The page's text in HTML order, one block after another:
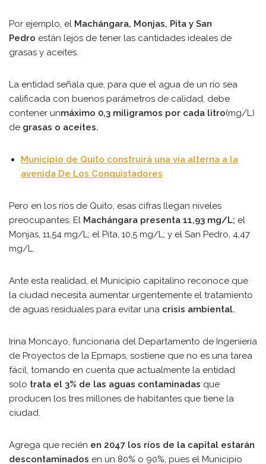
Por ejemplo, el Machángara, Monjas, Pita y San
Pedro están lejos de tener las cantidades ideales de
grasas y aceites.
La entidad señala que, para que el agua de un río sea
calificada con buenos parámetros de calidad, debe
contener unmáximo 0,3 miligramos por cada litro(mg/L)
de grasas o aceites.
Municipio de Quito construirá una vía alterna a la
avenida De Los Conquistadores
Pero en los ríos de Quito, esas cifras llegan niveles
preocupantes. El Machángara presenta 11,93 mg/L; el
Monjas, 11,54 mg/L; el Pita, 10,5 mg/L; y el San Pedro, 4,47
mg/L.
Ante esta realidad, el Municipio capitalino reconoce que
la ciudad necesita aumentar urgentemente el tratamiento
de aguas residuales para evitar una crisis ambiental.
Irina Moncayo, funcionaria del Departamento de Ingeniería
de Proyectos de la Epmaps, sostiene que no es una tarea
fácil, tomando en cuenta que actualmente la entidad
solo trata el 3% de las aguas contaminadas que
producen los tres millones de habitantes que tiene la
ciudad.
Agrega que recién en 2047 los ríos de la capital estarán
descontaminados en un 80% o 90%, pues el Municipio